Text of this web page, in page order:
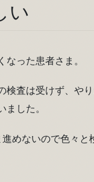
い
った患者さま。
査は受けず、や
ました。
めないので色々と